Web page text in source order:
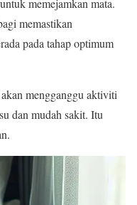
memejamkan mata.
memastikan
pada tahap optimum
mengganggu aktiviti
dan mudah sakit. Itu